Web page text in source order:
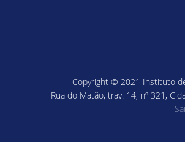
Copyright © 2021 Instituto
Rua do Matão, trav. 14, nº 321,